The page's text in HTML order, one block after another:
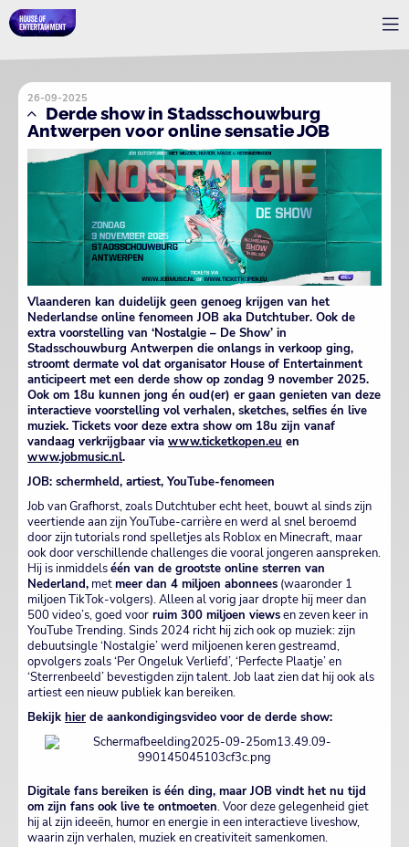
26-09-2025
Derde show in Stadsschouwburg
Antwerpen voor online sensatie JOB
Vlaanderen kan duidelijk geen genoeg krijgen van het
Nederlandse online fenomeen JOB aka Dutchtuber. Ook de
extra voorstelling van ‘Nostalgie – De Show’ in
Stadsschouwburg Antwerpen die onlangs in verkoop ging,
stroomt dermate vol dat organisator House of Entertainment
anticipeert met een derde show op zondag 9 november 2025.
Ook om 18u kunnen jong én oud(er) er gaan genieten van deze
interactieve voorstelling vol verhalen, sketches, selfies én live
muziek. Tickets voor deze extra show om 18u zijn vanaf
vandaag verkrijgbaar via www.ticketkopen.eu en
www.jobmusic.nl.
JOB: schermheld, artiest, YouTube-fenomeen
Job van Grafhorst, zoals Dutchtuber echt heet, bouwt al sinds zijn
veertiende aan zijn YouTube-carrière en werd al snel beroemd
door zijn tutorials rond spelletjes als Roblox en Minecraft, maar
ook door verschillende challenges die vooral jongeren aanspreken.
Hij is inmiddelséén van de grootste online sterren van
Nederland, metmeer dan 4 miljoen abonnees (waaronder 1
miljoen TikTok-volgers). Alleen al vorig jaar dropte hij meer dan
500 video’s, goed voor ruim 300 miljoen viewsen zeven keer in
YouTube Trending. Sinds 2024 richt hij zich ook op muziek: zijn
debuutsingle ‘Nostalgie’ werd miljoenen keren gestreamd,
opvolgers zoals ‘Per Ongeluk Verliefd’, ‘Perfecte Plaatje’ en
‘Sterrenbeeld’ bevestigden zijn talent. Job laat zien dat hij ook als
artiest een nieuw publiek kan bereiken.
Bekijk hier de aankondigingsvideo voor de derde show:
Digitale fans bereiken is één ding, maar JOB vindt het nu tijd
om zijn fans ook live te ontmoeten. Voor deze gelegenheid giet
hij al zijn ideeën, humor en energie in een interactieve liveshow,
waarin zijn verhalen, muziek en creativiteit samenkomen.